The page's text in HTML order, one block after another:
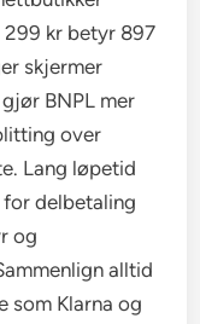
299 kr betyr 897
skjermer
BNPL mer
over
Lang løpetid
delbetaling
og
alltid
som Klarna og